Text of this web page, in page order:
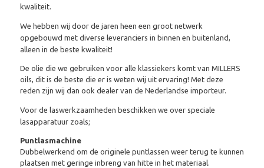
kwaliteit.
We hebben wij door de jaren heen een groot netwerk
opgebouwd met diverse leveranciers in binnen en buitenland,
alleen in de beste kwaliteit!
De olie die we gebruiken voor alle klassiekers komt van MILLERS
oils, dit is de beste die er is weten wij uit ervaring! Met deze
reden zijn wij dan ook dealer van de Nederlandse importeur.
Voor de laswerkzaamheden beschikken we over speciale
lasapparatuur zoals;
Puntlasmachine
Dubbelwerkend om de originele puntlassen weer terug te kunnen
plaatsen met geringe inbreng van hitte in het materiaal.